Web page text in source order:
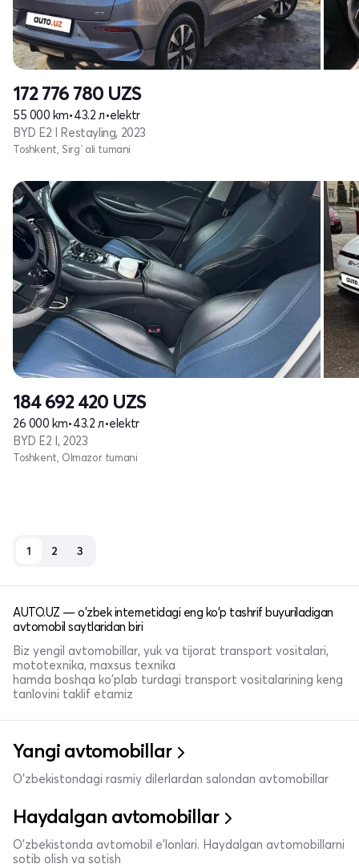
172 776 780 UZS
55 000 km•43.2 л•elektr
BYD E2 I Restayling, 2023
Toshkent, Sirg`ali tumani
184 692 420 UZS
26 000 km•43.2 л•elektr
BYD E2 I, 2023
Toshkent, Olmazor tumani
1 2 3
AUTO.UZ — o'zbek internetidagi eng ko'p tashrif buyuriladigan
avtomobil saytlaridan biri
Biz yengil avtomobillar, yuk va tijorat transport vositalari,
mototexnika, maxsus texnika
hamda boshqa ko'plab turdagi transport vositalarining keng
tanlovini taklif etamiz
Yangi avtomobillar
O'zbekistondagi rasmiy dilerlardan salondan avtomobillar
Haydalgan avtomobillar
O'zbekistonda avtomobil e’lonlari. Haydalgan avtomobillarni
sotib olish va sotish